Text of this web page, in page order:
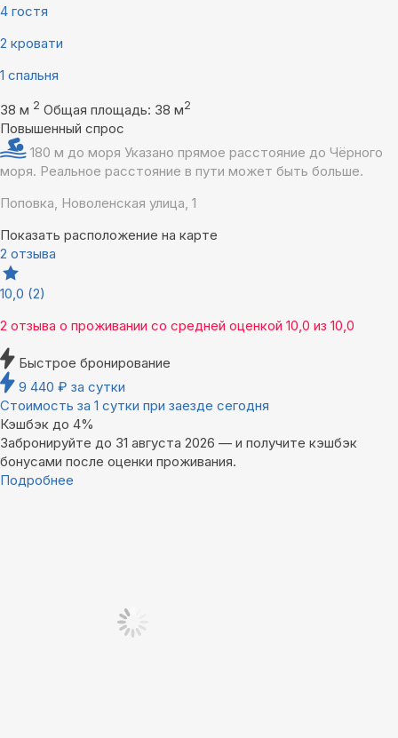
4 гостя
2 кровати
1 спальня
38 м 2 Общая площадь: 38 м2
Повышенный спрос
180 м до моря Указано прямое расстояние до Чёрного
моря. Реальное расстояние в пути может быть больше.
Поповка, Новоленская улица, 1
Показать расположение на карте
2 отзыва
10,0 (2)
2 отзыва о проживании со средней оценкой 10,0 из 10,0
Быстрое бронирование
9 440 ₽ за сутки
Стоимость за 1 сутки при заезде сегодня
Кэшбэк до 4%
Забронируйте до 31 августа 2026 — и получите кэшбэк
бонусами после оценки проживания.
Подробнее